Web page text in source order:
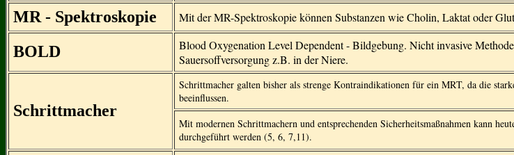
MR - Spektroskopie Mit der MR-Spektroskopie können Substanzen wie Cholin, Laktat oder
BOLD
Blood Oxygenation Level Dependent - Bildgebung. Nicht invasive
Sauersoffversorgung z.B. in der Niere.
Schrittmacher
Schrittmacher galten bisher als strenge Kontraindikationen für ein MRT, da die
beeinflussen.
Mit modernen Schrittmachern und entsprechenden Sicherheitsmaßnahmen kann
durchgeführt werden (5, 6, 7,11).